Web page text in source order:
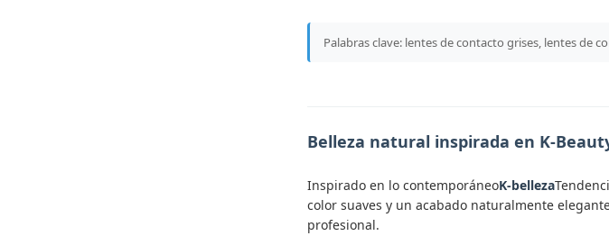
Palabras clave: lentes de contacto grises, lentes de
Belleza natural inspirada en K-
Inspirado en lo contemporáneoK-belleza
color suaves y un acabado naturalmente
profesional.